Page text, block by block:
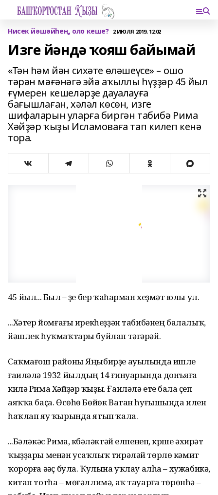
Нисек йәшәйһең, оло кеше? 2 ИЮЛЯ 2019, 12:02
Изге йәндә ҡояш байымай
«Тән һәм йән сихәте өләшеүсе» – ошо
тәрән мәғәнәгә эйә аҡыллы һүҙҙәр 45 йыл
ғүмерен кешеләрҙе дауалауға
бағышлаған, хәләл көсөн, изге
шифаларын уларға биргән табибә Рима
Хәйҙәр ҡыҙы Исламоваға тап килеп кенә
тора.
45 йыл... Был – үҙе бер ҡаһарман хеҙмәт юлы ул.
...Хәтер йомғағы ирекһеҙҙән табибәнең балалыҡ,
йәшлек һуҡмаҡтары буйлап тәгәрәй.
Саҡмағош районы Яңыбирҙе ауылында ишле
ғаиләлә 1932 йылдың 14 ғинуарында донъяға
килә Рима Хәйҙәр ҡыҙы. Ғаиләлә ете бала үҫеп
аяҡҡа баҫа. Өсөһө Бөйөк Ватан һуғышында илен
һаҡлап яу ҡырында ятып ҡала.
...Бәләкәс Рима, күбәләктәй елпенеп, күрше әхирәт
ҡыҙҙары менән усаҡлыҡ тирәләй төрлө кәмит
ҡорорға әүәҫ була. Ҡулына уҡлау алһа – хужабикә,
китап тотһа – мөғәллимә, аҡ тауарға төрөнһә –